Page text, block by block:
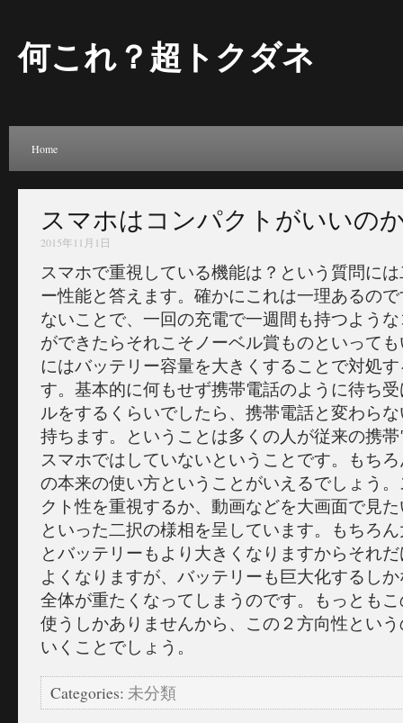
何これ？超トクダネ
Home
スマホはコンパクトがいいの
2015年11月1日
スマホで重視している機能は？という質問に
ー性能と答えます。確かにこれは一理あるの
ないことで、一回の充電で一週間も持つよう
ができたらそれこそノーベル賞ものといって
にはバッテリー容量を大きくすることで対処
す。基本的に何もせず携帯電話のように待ち
ルをするくらいでしたら、携帯電話と変わら
持ちます。ということは多くの人が従来の携
スマホではしていないということです。もち
の本来の使い方ということがいえるでしょう
クト性を重視するか、動画などを大画面で見
といった二択の様相を呈しています。もちろ
とバッテリーもより大きくなりますからそれ
よくなりますが、バッテリーも巨大化するし
全体が重たくなってしまうのです。もっとも
使うしかありませんから、この２方向性とい
いくことでしょう。
Categories: 未分類